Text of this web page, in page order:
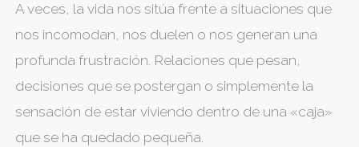
A veces, la vida nos sitúa frente a situaciones que
nos incomodan, nos duelen o nos generan una
profunda frustración. Relaciones que pesan,
decisiones que se postergan o simplemente la
sensación de estar viviendo dentro de una «caja»
que se ha quedado pequeña.